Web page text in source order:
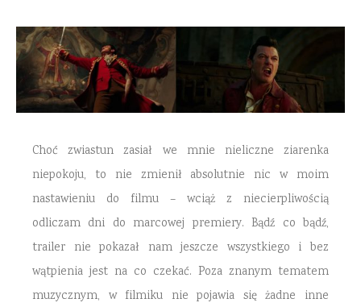
Choć zwiastun zasiał we mnie nieliczne ziarenka
niepokoju, to nie zmienił absolutnie nic w moim
nastawieniu do filmu – wciąż z niecierpliwością
odliczam dni do marcowej premiery. Bądź co bądź,
trailer nie pokazał nam jeszcze wszystkiego i bez
wątpienia jest na co czekać. Poza znanym tematem
muzycznym, w filmiku nie pojawia się żadne inne